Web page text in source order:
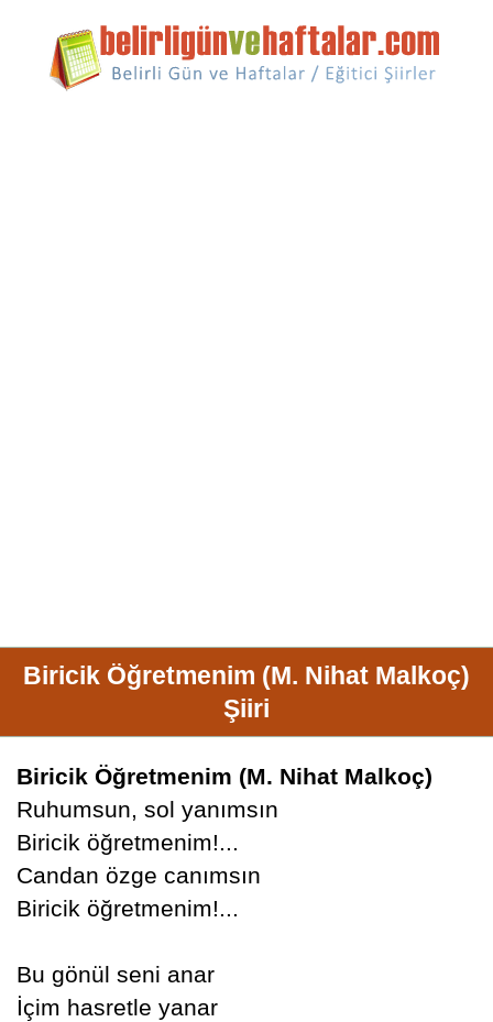
Biricik Öğretmenim (M. Nihat Malkoç)
Şiiri
Biricik Öğretmenim (M. Nihat Malkoç)
Ruhumsun, sol yanımsın
Biricik öğretmenim!...
Candan özge canımsın
Biricik öğretmenim!...
Bu gönül seni anar
İçim hasretle yanar